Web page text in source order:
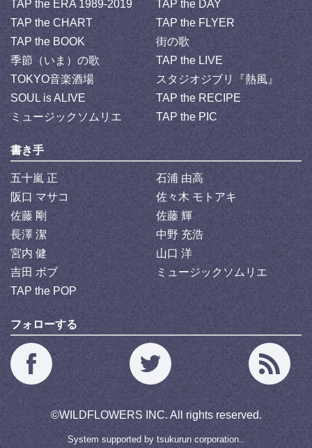
TAP the ERA 1989-2019
TAP the DAY
TAP the CHART
TAP the FLYER
TAP the BOOK
街の歌
季節（いま）の歌
TAP the LIVE
TOKYO音楽酒場
スタジオジブリ『熱風』
SOUL is ALIVE
TAP the RECIPE
ミュージックソムリエ
TAP the PIC
書き手
五十嵐 正
石浦 由高
阪口 マサコ
佐々木 モトアキ
佐藤 剛
佐藤 輝
長澤 潔
中野 充浩
宮内 健
山口 洋
吉田 ボブ
ミュージックソムリエ
TAP the POP
フォローする
©WILDFLOWERS INC. All rights reserved.
System supported by tsukurun corporation..